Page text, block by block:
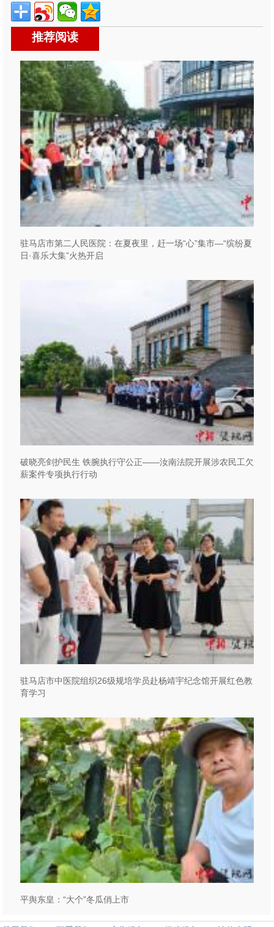
推荐阅读
驻马店市第二人民医院：在夏夜里，赶一场“心”集市—“缤纷夏
日·喜乐大集”火热开启
破晓亮剑护民生 铁腕执行守公正——汝南法院开展涉农民工欠
薪案件专项执行行动
驻马店市中医院组织26级规培学员赴杨靖宇纪念馆开展红色教
育学习
平舆东皇：“大个”冬瓜俏上市